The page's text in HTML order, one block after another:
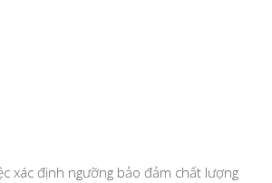
xác định ngưỡng bảo đảm chất lượng